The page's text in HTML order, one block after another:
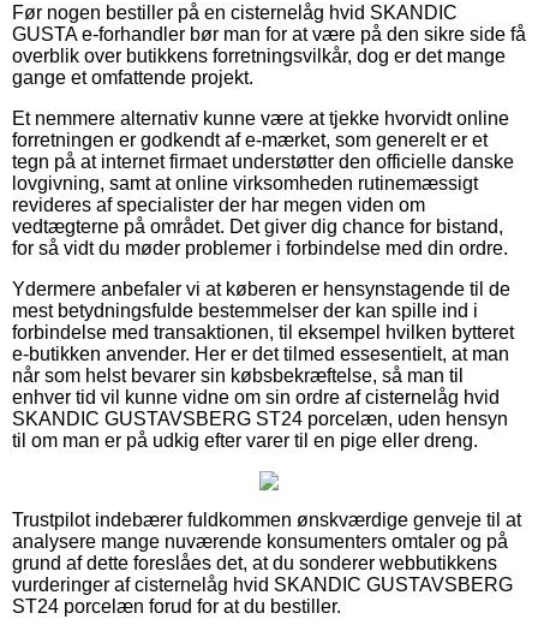
Før nogen bestiller på en cisternelåg hvid SKANDIC
GUSTA e-forhandler bør man for at være på den sikre side få
overblik over butikkens forretningsvilkår, dog er det mange
gange et omfattende projekt.
Et nemmere alternativ kunne være at tjekke hvorvidt online
forretningen er godkendt af e-mærket, som generelt er et
tegn på at internet firmaet understøtter den officielle danske
lovgivning, samt at online virksomheden rutinemæssigt
revideres af specialister der har megen viden om
vedtægterne på området. Det giver dig chance for bistand,
for så vidt du møder problemer i forbindelse med din ordre.
Ydermere anbefaler vi at køberen er hensynstagende til de
mest betydningsfulde bestemmelser der kan spille ind i
forbindelse med transaktionen, til eksempel hvilken bytteret
e-butikken anvender. Her er det tilmed essesentielt, at man
når som helst bevarer sin købsbekræftelse, så man til
enhver tid vil kunne vidne om sin ordre af cisternelåg hvid
SKANDIC GUSTAVSBERG ST24 porcelæn, uden hensyn
til om man er på udkig efter varer til en pige eller dreng.
Trustpilot indebærer fuldkommen ønskværdige genveje til at
analysere mange nuværende konsumenters omtaler og på
grund af dette foreslåes det, at du sonderer webbutikkens
vurderinger af cisternelåg hvid SKANDIC GUSTAVSBERG
ST24 porcelæn forud for at du bestiller.